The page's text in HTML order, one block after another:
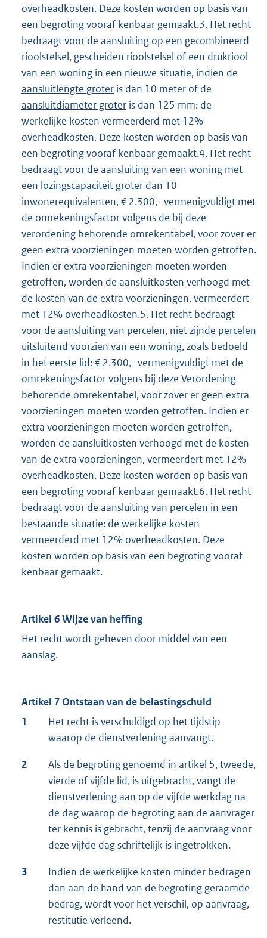
overheadkosten. Deze kosten worden op basis van
een begroting vooraf kenbaar gemaakt.3. Het recht
bedraagt voor de aansluiting op een gecombineerd
rioolstelsel, gescheiden rioolstelsel of een drukriool
van een woning in een nieuwe situatie, indien de
aansluitlengte groter is dan 10 meter of de
aansluitdiameter groter is dan 125 mm: de
werkelijke kosten vermeerderd met 12%
overheadkosten. Deze kosten worden op basis van
een begroting vooraf kenbaar gemaakt.4. Het recht
bedraagt voor de aansluiting van een woning met
een lozingscapaciteit groter dan 10
inwonerequivalenten, € 2.300,- vermenigvuldigt met
de omrekeningsfactor volgens de bij deze
verordening behorende omrekentabel, voor zover er
geen extra voorzieningen moeten worden getroffen.
Indien er extra voorzieningen moeten worden
getroffen, worden de aansluitkosten verhoogd met
de kosten van de extra voorzieningen, vermeerdert
met 12% overheadkosten.5. Het recht bedraagt
voor de aansluiting van percelen, niet zijnde percelen
uitsluitend voorzien van een woning, zoals bedoeld
in het eerste lid: € 2.300,- vermenigvuldigt met de
omrekeningsfactor volgens bij deze Verordening
behorende omrekentabel, voor zover er geen extra
voorzieningen moeten worden getroffen. Indien er
extra voorzieningen moeten worden getroffen,
worden de aansluitkosten verhoogd met de kosten
van de extra voorzieningen, vermeerdert met 12%
overheadkosten. Deze kosten worden op basis van
een begroting vooraf kenbaar gemaakt.6. Het recht
bedraagt voor de aansluiting van percelen in een
bestaande situatie: de werkelijke kosten
vermeerderd met 12% overheadkosten. Deze
kosten worden op basis van een begroting vooraf
kenbaar gemaakt.
Artikel 6 Wijze van heffing
Het recht wordt geheven door middel van een
aanslag.
Artikel 7 Ontstaan van de belastingschuld
1
Het recht is verschuldigd op het tijdstip
waarop de dienstverlening aanvangt.
2
Als de begroting genoemd in artikel 5, tweede,
vierde of vijfde lid, is uitgebracht, vangt de
dienstverlening aan op de vijfde werkdag na
de dag waarop de begroting aan de aanvrager
ter kennis is gebracht, tenzij de aanvraag voor
deze vijfde dag schriftelijk is ingetrokken.
3
Indien de werkelijke kosten minder bedragen
dan aan de hand van de begroting geraamde
bedrag, wordt voor het verschil, op aanvraag,
restitutie verleend.